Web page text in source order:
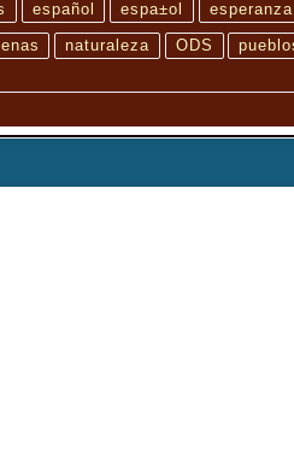
español espa±ol esperanza
naturaleza ODS